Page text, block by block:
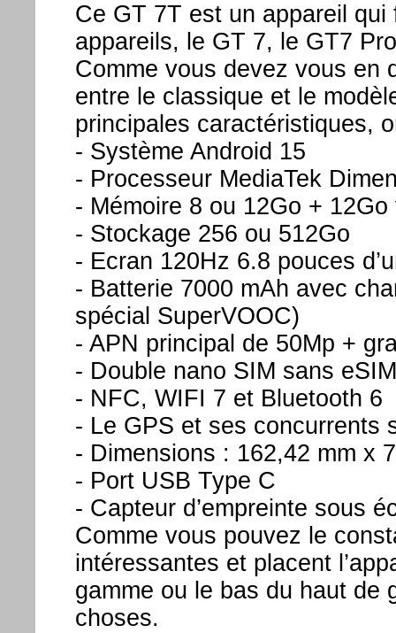
Ce GT 7T est un appareil qui
appareils, le GT 7, le GT7
Comme vous devez vous en
entre le classique et le
principales caractéristiques,
- Système Android 15
- Processeur MediaTek
- Mémoire 8 ou 12Go +
- Stockage 256 ou 512Go
- Ecran 120Hz 6.8 pouces
- Batterie 7000 mAh avec
spécial SuperVOOC)
- APN principal de 50Mp +
- Double nano SIM sans
- NFC, WIFI 7 et Bluetooth 6
- Le GPS et ses concurrents
- Dimensions : 162,42 mm x
- Port USB Type C
- Capteur d’empreinte sous
Comme vous pouvez le
intéressantes et placent
gamme ou le bas du haut de
choses.